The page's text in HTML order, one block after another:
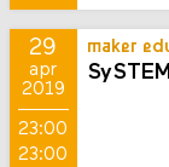
29
apr
2019
23:00
23:00
maker